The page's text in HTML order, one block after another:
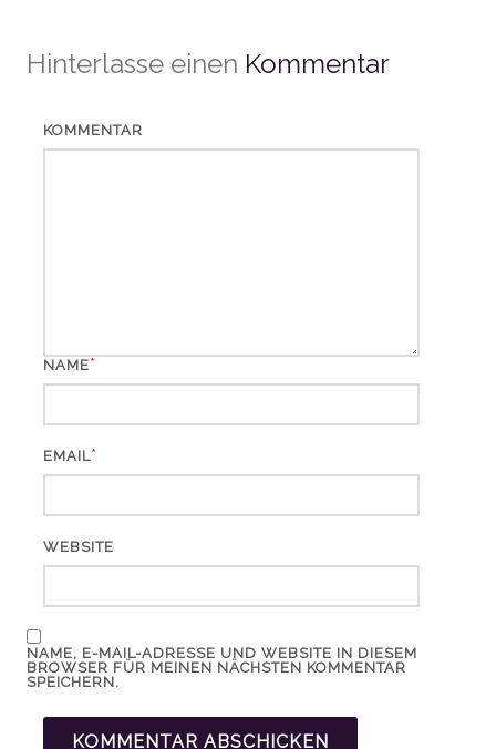
Hinterlasse einen Kommentar
KOMMENTAR
NAME*
EMAIL*
WEBSITE
NAME, E-MAIL-ADRESSE UND WEBSITE IN DIESEM
BROWSER FÜR MEINEN NÄCHSTEN KOMMENTAR
SPEICHERN.